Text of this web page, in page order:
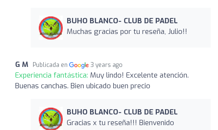
BUHO BLANCO- CLUB DE PADEL
Muchas gracias por tu reseña, Julio!!
G M Publicada en 3 years ago
Experiencia fantástica: Muy lindo! Excelente atención.
Buenas canchas. Bien ubicado buen precio
BUHO BLANCO- CLUB DE PADEL
Gracias x tu reseña!!! Bienvenido